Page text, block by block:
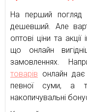
На перший погляд
дешевший. Але
оптові ціни та
що онлайн
замовленнях.
товарів онлайн
певної суми, а
накопичувальні